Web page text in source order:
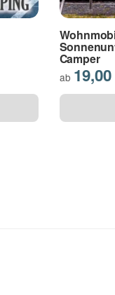
Camper
ab